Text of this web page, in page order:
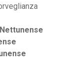
Nettunense